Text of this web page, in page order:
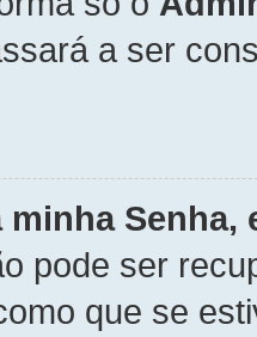
a ser
minha Senha,
pode ser
que se